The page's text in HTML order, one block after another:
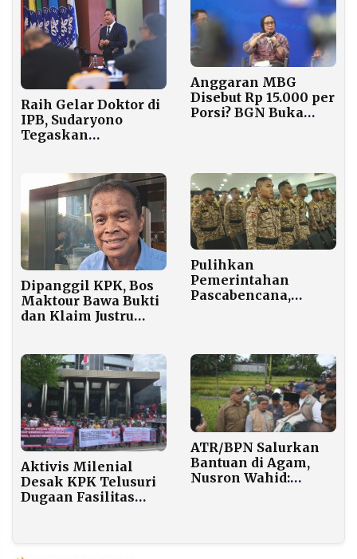
Raih Gelar Doktor di
IPB, Sudaryono
Tegaskan
Hadir untuk Rakyat
Anggaran MBG
Disebut Rp 15.000 per
Porsi? BGN Buka
Dipanggil KPK, Bos
Maktour Bawa Bukti
dan Klaim Justru
Pulihkan
Pemerintahan
Pascabencana,
Tamiang dan Aceh
Utara
Aktivis Milenial
Desak KPK Telusuri
Dugaan Fasilitas
ATR/BPN Salurkan
Bantuan di Agam,
Nusron Wahid: